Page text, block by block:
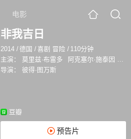
电影
非我吉日
2014 / 德国 /喜剧 冒险 / 110分钟
主演：
莫里兹·布雷多 阿克塞尔·施泰因
雅
导演：
彼得·图万斯
豆瓣
预告片